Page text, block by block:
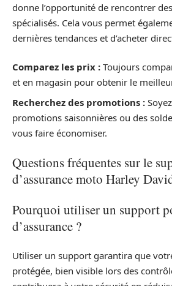
donne l’opportunité de rencontrer
spécialisés. Cela vous permet
dernières tendances et d’acheter
Comparez les prix : Toujours
et en magasin pour obtenir le
Recherchez des promotions :
promotions saisonnières ou des
vous faire économiser.
Questions fréquentes sur le
d’assurance moto Harley
Pourquoi utiliser un support
d’assurance ?
Utiliser un support garantira que
protégée, bien visible lors des